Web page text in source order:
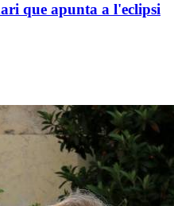
que apunta a l'eclipsi